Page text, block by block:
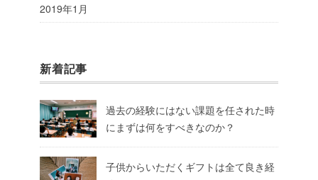
2019年1月
新着記事
過去の経験にはない課題を任された時
にまずは何をすべきなのか？
子供からいただくギフトは全て良き経